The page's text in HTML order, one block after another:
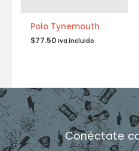
Polo Tynemouth
$77.50 Iva incluido
Conéctate